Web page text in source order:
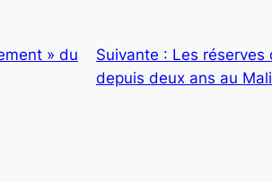
» du
Suivante : Les réserves
depuis deux ans